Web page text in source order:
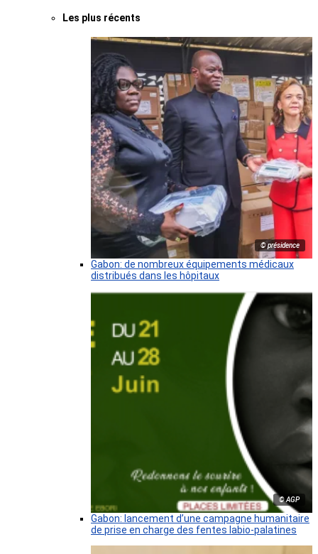
Les plus récents
© présidence
Gabon: de nombreux équipements médicaux
distribués dans les hôpitaux
© AGP
Gabon: lancement d’une campagne humanitaire
de prise en charge des fentes labio-palatines